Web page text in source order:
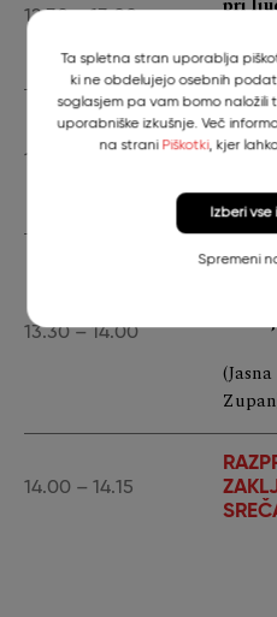
12.30 – 13.00
pri
13.00 – 13.30
pri
(Igor
13.30 – 14.00
14.00 – 14.15
Ta spletna stran uporablja
ki ne obdelujejo osebnih
soglasjem pa vam bomo naložili
uporabniške izkušnje. Več
na strani Piškotki, kjer
Spremeni
Izberi vse